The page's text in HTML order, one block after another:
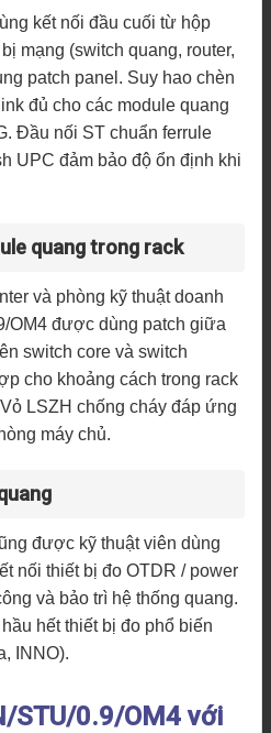
kết nối đầu cuối từ hộp
mạng (switch quang, router,
patch panel. Suy hao chèn
đủ cho các module quang
Đầu nối ST chuẩn ferrule
UPC đảm bảo độ ổn định khi
quang trong rack
và phòng kỹ thuật doanh
OM4 được dùng patch giữa
switch core và switch
cho khoảng cách trong rack
LSZH chống cháy đáp ứng
máy chủ.
được kỹ thuật viên dùng
nối thiết bị đo OTDR / power
và bảo trì hệ thống quang.
hết thiết bị đo phổ biến
INNO).
STU/0.9/OM4 với